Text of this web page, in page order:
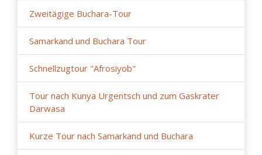
Zweitägige Buchara-Tour
Samarkand und Buchara Tour
Schnellzugtour "Afrosiyob"
Tour nach Kunya Urgentsch und zum Gaskrater
Darwasa
Kurze Tour nach Samarkand und Buchara